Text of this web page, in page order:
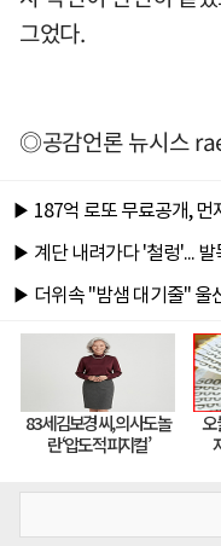
그었다.
◎공감언론 뉴시스